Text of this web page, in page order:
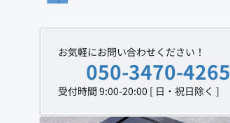
お気軽にお問い合わせください！
050-3470-4265
受付時間 9:00-20:00 [ 日・祝日除く ]